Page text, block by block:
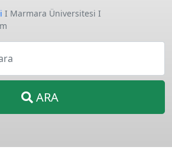
I Marmara Üniversitesi I
ARA